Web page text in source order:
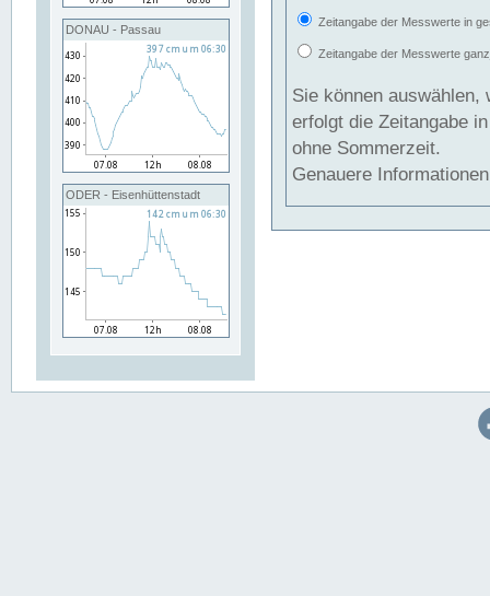
DONAU - Passau
ODER - Eisenhüttenstadt
Zeitangabe der Messwerte in
Zeitangabe der Messwerte
Sie können auswählen,
erfolgt die Zeitangabe
ohne Sommerzeit.
Genauere